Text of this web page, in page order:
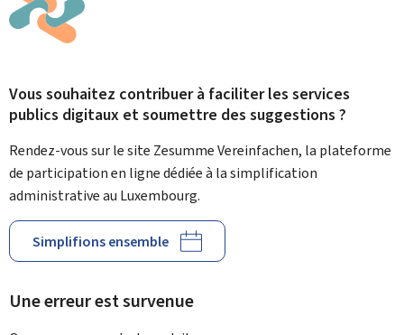
Vous souhaitez contribuer à faciliter les services
publics digitaux et soumettre des suggestions ?
Rendez-vous sur le site Zesumme Vereinfachen, la plateforme
de participation en ligne dédiée à la simplification
administrative au Luxembourg.
Simplifions ensemble
Une erreur est survenue